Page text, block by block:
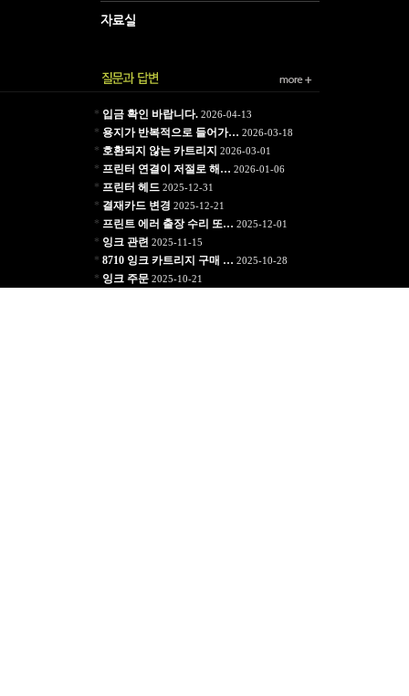
* 입금 확인 바랍니다.2026-04-13
* 용지가 반복적으로 들어가… 2026-03-18
* 호환되지 않는 카트리지 2026-03-01
* 프린터 연결이 저절로 해… 2026-01-06
* 프린터 헤드 2025-12-31
* 결재카드 변경 2025-12-21
* 프린트 에러 출장 수리 또… 2025-12-01
* 잉크 관련 2025-11-15
* 8710 잉크 카트리지 구매 … 2025-10-28
* 잉크 주문2025-10-21